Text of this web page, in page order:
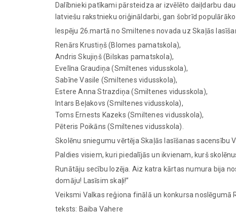
Dalībnieki patīkami pārsteidza ar izvēlēto daiļdarbu
latviešu rakstnieku oriģināldarbi, gan šobrīd
Iespēju 26.martā no Smiltenes novada uz Skaļās
Renārs Krustiņš (Blomes pamatskola),
Andris Skujiņš (Bilskas pamatskola),
Evelīna Graudiņa (Smiltenes vidusskola),
Sabīne Vasile (Smiltenes vidusskola),
Estere Anna Strazdiņa (Smiltenes vidusskola),
Intars Beļakovs (Smiltenes vidusskola),
Toms Ernests Kazeks (Smiltenes vidusskola),
Pēteris Poikāns (Smiltenes vidusskola).
Skolēnu sniegumu vērtēja Skaļās lasīšanas sacensību
Paldies visiem, kuri piedalījās un ikvienam, kurš
Runātāju secību lozēja. Aiz katra kārtas numura bija
domāju! Lasīsim skaļi!”
Veiksmi Valkas reģiona finālā un konkursa noslēgumā
teksts: Baiba Vahere